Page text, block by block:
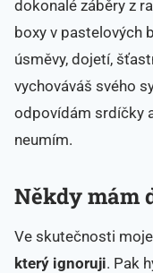
dokonalé záběry z
boxy v pastelových
úsměvy, dojetí,
vychováváš svého
odpovídám srdíčky
neumím.
Někdy mám
Ve skutečnosti
který ignoruji. Pak